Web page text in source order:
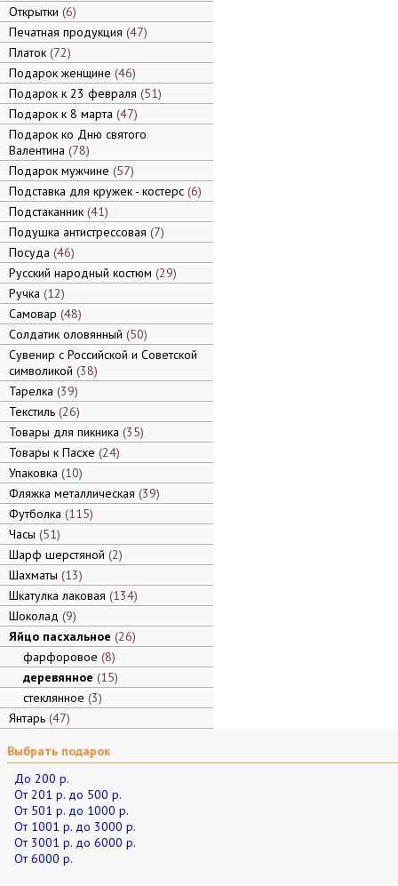
Открытки 6
Печатная продукция 47
Платок 72
Подарок женщине 46
Подарок к 23 февраля 51
Подарок к 8 марта 47
Подарок ко Дню святого
Валентина 78
Подарок мужчине 57
Подставка для кружек - костерс 6
Подстаканник 41
Подушка антистрессовая 7
Посуда 46
Русский народный костюм 29
Ручка 12
Самовар 48
Солдатик оловянный 50
Сувенир с Российской и Советской
символикой 38
Тарелка 39
Текстиль 26
Товары для пикника 35
Товары к Пасхе 24
Упаковка 10
Фляжка металлическая 39
Футболка 115
Часы 51
Шарф шерстяной 2
Шахматы 13
Шкатулка лаковая 134
Шоколад 9
Яйцо пасхальное 26
фарфоровое 8
деревянное 15
стеклянное 3
Янтарь 47
Выбрать подарок
До 200 р.
От 201 р. до 500 р.
От 501 р. до 1000 р.
От 1001 р. до 3000 р.
От 3001 р. до 6000 р.
От 6000 р.